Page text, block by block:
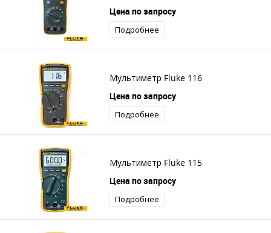
Цена по запросу
Подробнее
Мультиметр Fluke 116
Цена по запросу
Подробнее
Мультиметр Fluke 115
Цена по запросу
Подробнее